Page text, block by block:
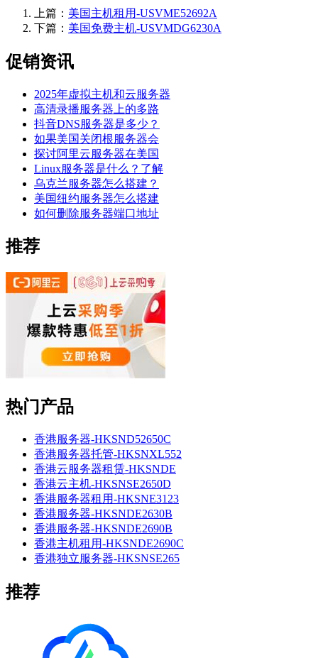
上篇： 美国主机租用-USVME52692A
下篇： 美国免费主机-USVMDG6230A
促销资讯
2025年虚拟主机和云服务器
高清录播服务器上的多路
抖音DNS服务器是多少？
如果美国关闭根服务器会
探讨阿里云服务器在美国
Linux服务器是什么？了解
乌克兰服务器怎么搭建？
美国纽约服务器怎么搭建
如何删除服务器端口地址
推荐
热门产品
香港服务器-HKSND52650C
香港服务器托管-HKSNXL552
香港云服务器租赁-HKSNDE
香港云主机-HKSNSE2650D
香港服务器租用-HKSNE3123
香港服务器-HKSNDE2630B
香港服务器-HKSNDE2690B
香港主机租用-HKSNDE2690C
香港独立服务器-HKSNSE265
推荐